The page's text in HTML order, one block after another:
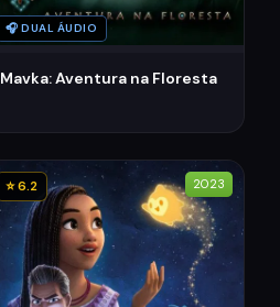
🎧 DUAL ÁUDIO
Mavka: Aventura na Floresta
⭐ 6.2 2023